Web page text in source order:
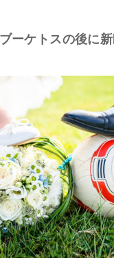
ーケトスの後に